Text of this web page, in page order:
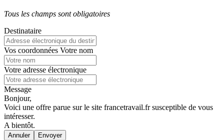
Tous les champs sont obligatoires
Destinataire
Vos coordonnées Votre nom
Votre adresse électronique
Message
Bonjour,
Voici une offre parue sur le site francetravail.fr susceptible de vous
intéresser.
A bientôt.
Annuler